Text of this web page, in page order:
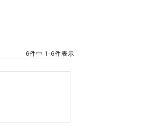
6件中 1 -6件表示